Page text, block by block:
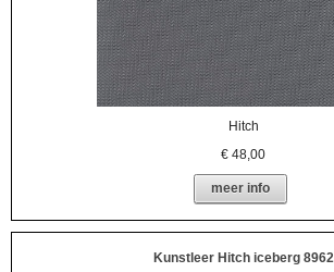
Hitch
€48,00
meer info
Kunstleer Hitch iceberg 8962